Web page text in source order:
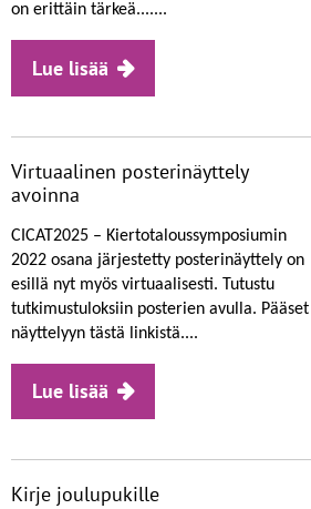
on erittäin tärkeä.......
Lue lisää
Virtuaalinen posterinäyttely
avoinna
CICAT2025 – Kiertotaloussymposiumin
2022 osana järjestetty posterinäyttely on
esillä nyt myös virtuaalisesti. Tutustu
tutkimustuloksiin posterien avulla. Pääset
näyttelyyn tästä linkistä....
Lue lisää
Kirje joulupukille